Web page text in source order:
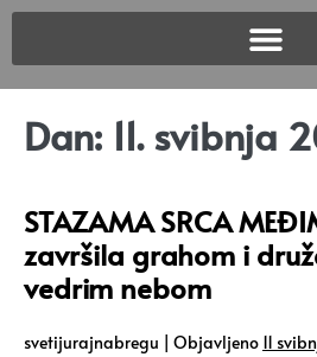
Dan: 11. svibnja
STAZAMA SRCA
završila grahom i
vedrim nebom
svetijurajnabregu | Objavljeno 11